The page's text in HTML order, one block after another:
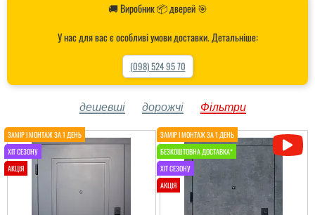
🚚 Виробник 📦 дверей 🎯
У нас для вас є особливі умови доставки. Детальніше:
(098) 524 95 70
дешевші дорожчі Фільтри